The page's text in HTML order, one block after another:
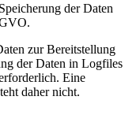
der Daten
zur Bereitstellung
der Daten in Logfiles
Eine
daher nicht.